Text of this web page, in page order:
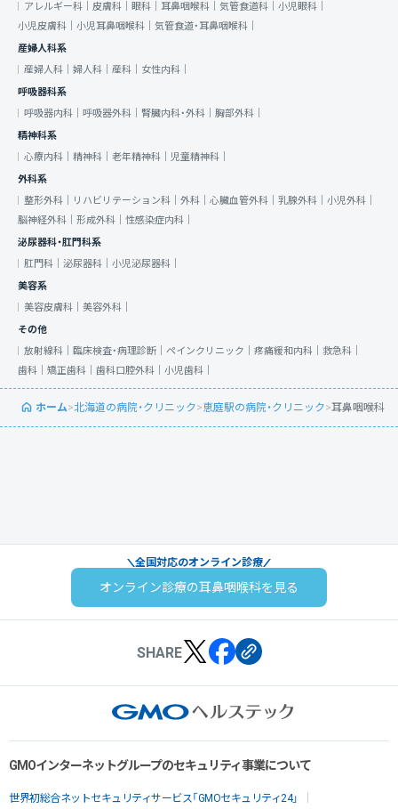
アレルギー科｜ 皮膚科｜ 眼科｜ 耳鼻咽喉科｜ 気管食道科｜ 小児眼科｜
小児皮膚科｜ 小児耳鼻咽喉科｜ 気管食道・耳鼻咽喉科｜
産婦人科系
産婦人科｜ 婦人科｜ 産科｜ 女性内科｜
呼吸器科系
呼吸器内科｜ 呼吸器外科｜ 腎臓内科・外科｜ 胸部外科｜
精神科系
心療内科｜ 精神科｜ 老年精神科｜ 児童精神科｜
外科系
整形外科｜
リハビリテーション科｜ 外科｜ 心臓血管外科｜ 乳腺外科｜ 小児外科｜
脳神経外科｜ 形成外科｜ 性感染症内科｜
泌尿器科・肛門科系
肛門科｜ 泌尿器科｜ 小児泌尿器科｜
美容系
美容皮膚科｜ 美容外科｜
その他
放射線科｜ 臨床検査・病理診断｜ ペインクリニック｜ 疼痛緩和内科｜ 救急科｜
歯科｜ 矯正歯科｜ 歯科口腔外科｜ 小児歯科｜
ホーム>北海道の病院・クリニック>恵庭駅の病院・クリニック>耳鼻咽喉科
全国対応のオンライン診療
オンライン診療の耳鼻咽喉科を見る
SHARE
GMOインターネットグループのセキュリティ事業について
世界初総合ネットセキュリティサービス「GMOセキュリティ24」